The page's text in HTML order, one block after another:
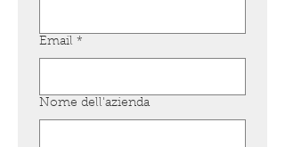
Email *
Nome dell'azienda